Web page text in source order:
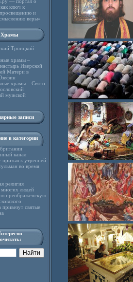
ключ к
и
веры»
Храмы
Троицкий
храмы –
Иверской
Матери в
храмы – Свято-
мужской
записи
в категории
канал
призыв к утренней
во время
религия
многих людей
преображенскую
привезут святые